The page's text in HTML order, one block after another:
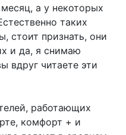
а у некоторых
таких
стоит признать, они
и да, я снимаю
вдруг читаете эти
работающих
комфорт + и